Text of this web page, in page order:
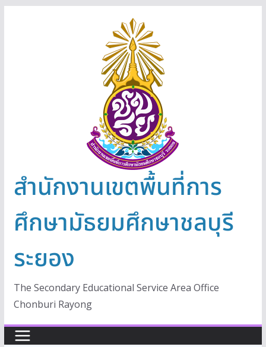
สำนักงานเขตพื้นที่การ
ศึกษามัธยมศึกษาชลบุรี
ระยอง
The Secondary Educational Service Area Office
Chonburi Rayong